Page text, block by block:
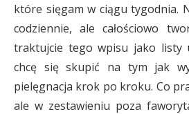
które sięgam w ciągu tygodnia.
codziennie, ale całościowo
traktujcie tego wpisu jako listy
chcę się skupić na tym jak
pielęgnacja krok po kroku. Co
ale w zestawieniu poza